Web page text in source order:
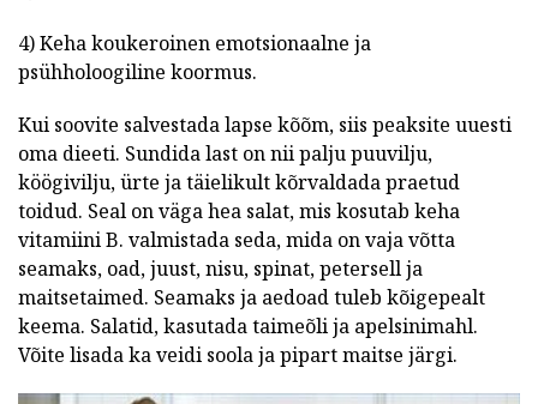
4) Keha koukeroinen emotsionaalne ja
psühholoogiline koormus.
Kui soovite salvestada lapse kõõm, siis peaksite uuesti
oma dieeti. Sundida last on nii palju puuvilju,
köögivilju, ürte ja täielikult kõrvaldada praetud
toidud. Seal on väga hea salat, mis kosutab keha
vitamiini B. valmistada seda, mida on vaja võtta
seamaks, oad, juust, nisu, spinat, petersell ja
maitsetaimed. Seamaks ja aedoad tuleb kõigepealt
keema. Salatid, kasutada taimeõli ja apelsinimahl.
Võite lisada ka veidi soola ja pipart maitse järgi.